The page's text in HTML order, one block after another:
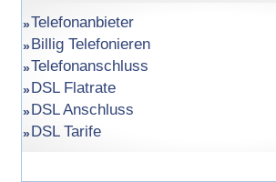
Telefonanbieter
Billig Telefonieren
Telefonanschluss
DSL Flatrate
DSL Anschluss
DSL Tarife